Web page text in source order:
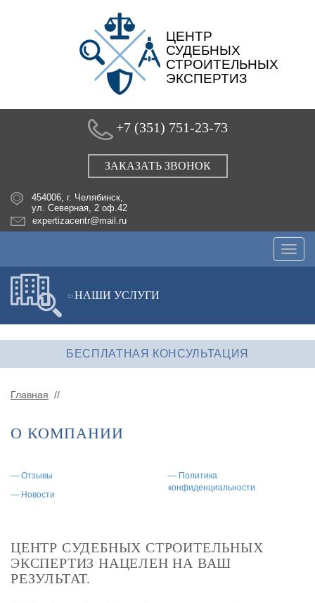
ЦЕНТР
СУДЕБНЫХ
СТРОИТЕЛЬНЫХ
ЭКСПЕРТИЗ
+7 (351) 751-23-73
ЗАКАЗАТЬ ЗВОНОК
454006, г. Челябинск,
ул. Северная, 2 оф.42
expertizacentr@mail.ru
НАШИ УСЛУГИ
БЕСПЛАТНАЯ КОНСУЛЬТАЦИЯ
Главная //
О КОМПАНИИ
— Отзывы
— Новости
— Политика
конфиденциальности
ЦЕНТР СУДЕБНЫХ СТРОИТЕЛЬНЫХ
ЭКСПЕРТИЗ НАЦЕЛЕН НА ВАШ
РЕЗУЛЬТАТ.